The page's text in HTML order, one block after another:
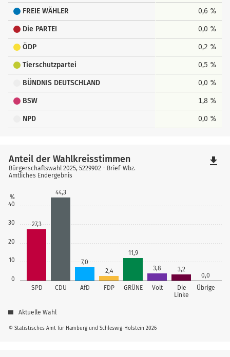
FREIE WÄHLER 0,6 %
Die PARTEI 0,0 %
ÖDP 0,2 %
Tierschutzpartei 0,5 %
BÜNDNIS DEUTSCHLAND 0,0 %
BSW 1,8 %
NPD 0,0 %
0
10
20
30
40
%
SPD CDU AfD FDP GRÜNE Volt
Die
Linke
Übrige
27,3
44,3
7,0
2,4
11,9
3,8
3,2
0,0
© Statistisches Amt für Hamburg und Schleswig-Holstein 2026
Anteil der Wahlkreisstimmen
Bürgerschaftswahl 2025, 5229902 - Brief-Wbz.
Amtliches Endergebnis
Aktuelle Wahl
file_download